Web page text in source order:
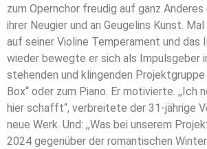
zum Opernchor freudig auf ganz Anderes
ihrer Neugier und an Geugelins Kunst.
auf seiner Violine Temperament und das
wieder bewegte er sich als Impulsgeber
stehenden und klingenden Projektgruppe
Box“ oder zum Piano. Er motivierte. ,,Ich
hier schafft“, verbreitete der 31-jährige
neue Werk. Und: ,,Was bei unserem
2024 gegenüber der romantischen